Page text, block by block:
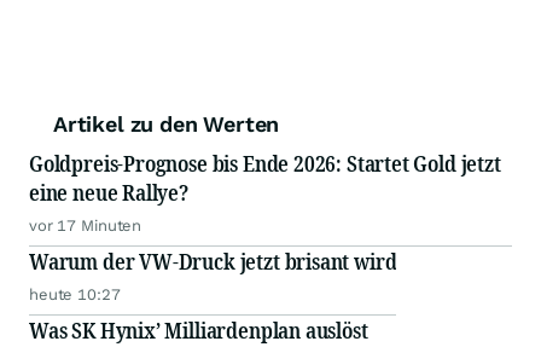
Artikel zu den Werten
Goldpreis-Prognose bis Ende 2026: Startet Gold jetzt
eine neue Rallye?
vor 17 Minuten
Warum der VW-Druck jetzt brisant wird
heute 10:27
Was SK Hynix’ Milliardenplan auslöst